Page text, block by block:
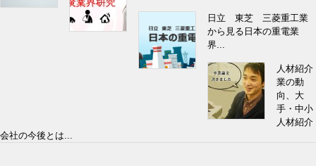
日立 東芝 三菱重工業
から見る日本の重電業
界...
人材紹介
業の動
向、大
手・中小
人材紹介
会社の今後とは...